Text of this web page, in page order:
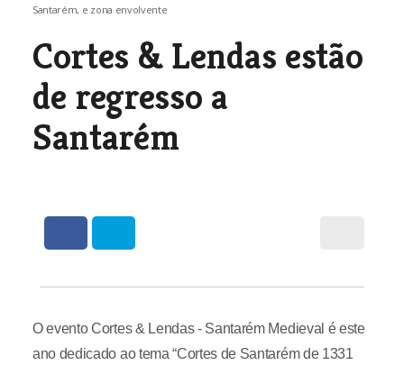
Santarém, e zona envolvente
Cortes & Lendas estão
de regresso a
Santarém
O evento Cortes & Lendas - Santarém Medieval é este
ano dedicado ao tema “Cortes de Santarém de 1331